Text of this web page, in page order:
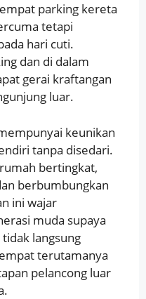
parking kereta
tetapi
hari cuti.
dan di dalam
gerai kraftangan
luar.
keunikan
tanpa disedari.
bertingkat,
berbumbungkan
ini wajar
muda supaya
langsung
terutamanya
pelancong luar